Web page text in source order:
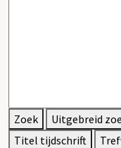
Zoek
Uitgebreid
Titel tijdschrift